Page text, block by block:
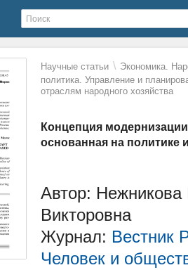
Научные статьи \ Экономика.
политика. Управление и
отраслям народного хозяйства
Концепция
основанная на политике
Автор:
Викторовна
Журнал: Вестник
Человек и